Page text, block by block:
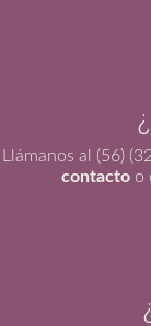
Llámanos al (56)
contacto o